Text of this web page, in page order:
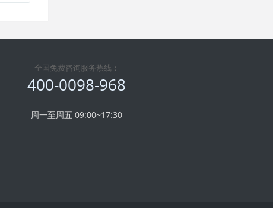
全国免费咨询服务热线：
400-0098-968
周一至周五 09:00~17:30